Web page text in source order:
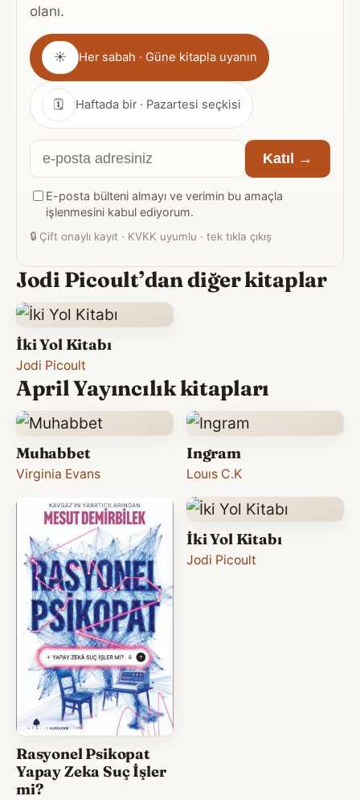
olanı.
Gönderim
sıklığı
☀ Her sabah · Güne kitapla uyanın
🗓 Haftada bir · Pazartesi seçkisi
E-
posta
adresiniz
Katıl →
E-posta bülteni almayı ve verimin bu amaçla
işlenmesini kabul ediyorum.
🔒 Çift onaylı kayıt · KVKK uyumlu · tek tıkla çıkış
Jodi Picoult’dan diğer kitaplar
İki Yol Kitabı
Jodi Picoult
April Yayıncılık kitapları
Muhabbet
Virginia Evans
Ingram
Louıs C.K
Rasyonel Psikopat
Yapay Zeka Suç İşler
mi?
İki Yol Kitabı
Jodi Picoult